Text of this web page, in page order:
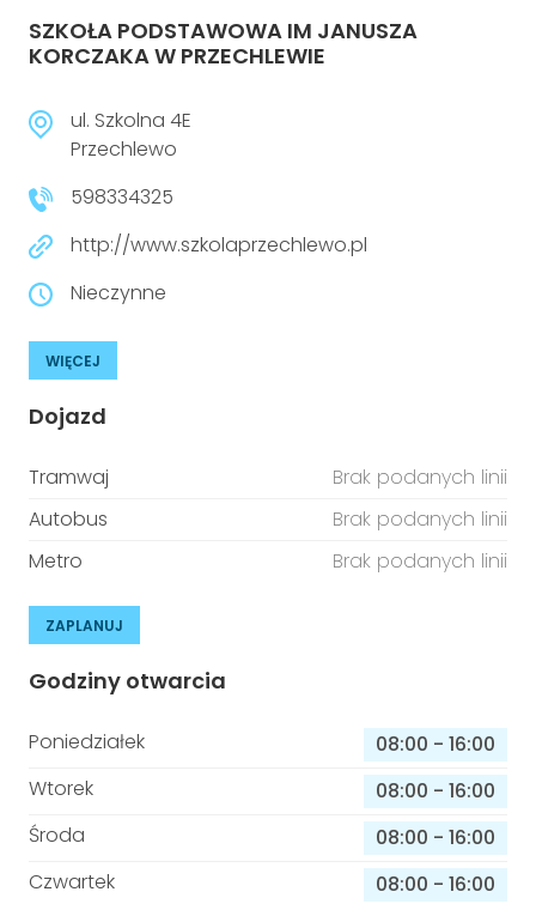
SZKOŁA PODSTAWOWA IM JANUSZA
KORCZAKA W PRZECHLEWIE
ul. Szkolna 4E
Przechlewo
598334325
http://www.szkolaprzechlewo.pl
Nieczynne
WIĘCEJ
Dojazd
Tramwaj
Brak podanych linii
Autobus
Brak podanych linii
Metro
Brak podanych linii
ZAPLANUJ
Godziny otwarcia
Poniedziałek 08:00 - 16:00
Wtorek
08:00 - 16:00
Środa
08:00 - 16:00
Czwartek
08:00 - 16:00